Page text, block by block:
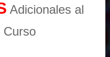
Adicionales al
Curso